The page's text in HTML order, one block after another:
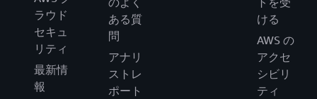
ラウド
セキュ
リティ
最新情
報
ある質
問
アナリ
ストレ
ポート
ける
AWS の
アクセ
シビリ
ティ